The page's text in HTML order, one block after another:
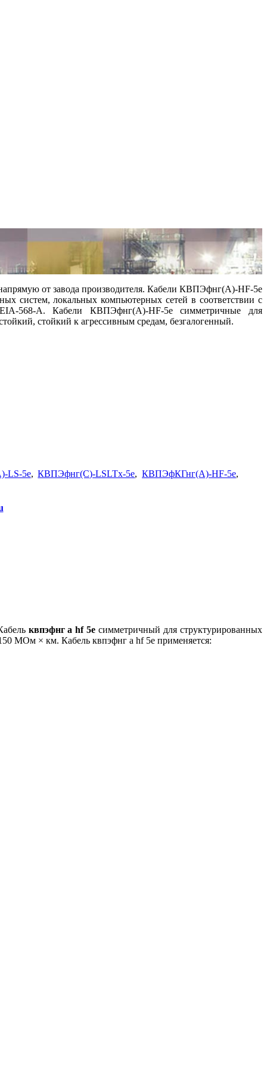
от завода производителя. Кабели КВПЭфнг(А)-HF-5е
систем, локальных компьютерных сетей в соответствии с
568-А. Кабели КВПЭфнг(А)-HF-5e симметричные для
стойкий к агрессивным средам, безгалогенный.
LS-5е,КВПЭфнг(С)-LSLTx-5е,КВПЭфКГнг(А)-HF-5е,
квпэфнг а hf 5е симметричный для структурированных
МОм × км. Кабель квпэфнг а hf 5е применяется: